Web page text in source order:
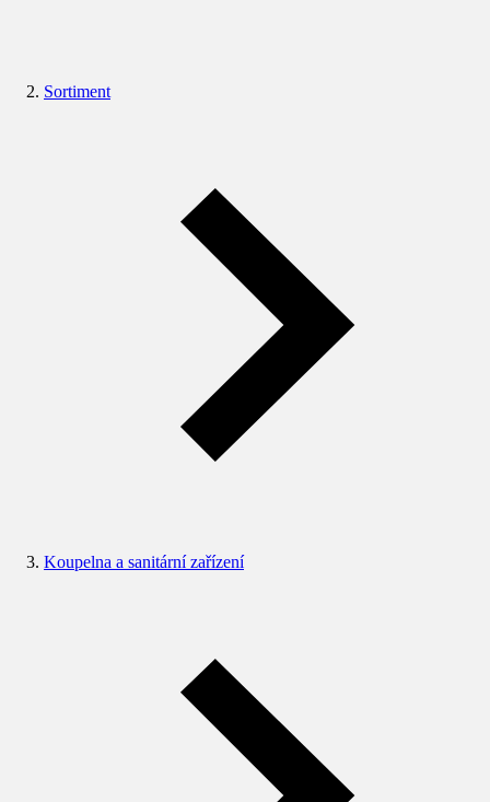
Sortiment
Koupelna a sanitární zařízení